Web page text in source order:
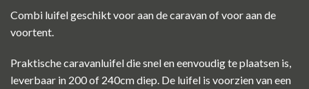
Combi luifel geschikt voor aan de caravan of voor aan de
voortent.
Praktische caravanluifel die snel en eenvoudig te plaatsen is,
leverbaar in 200 of 240cm diep. De luifel is voorzien van een